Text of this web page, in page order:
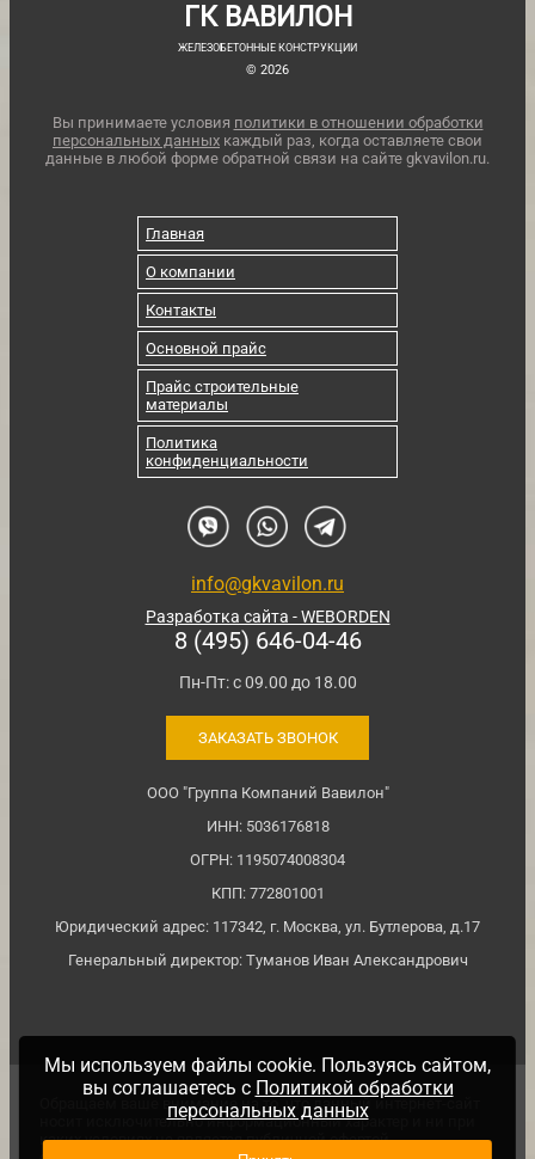
ГК ВАВИЛОН
ЖЕЛЕЗОБЕТОННЫЕ КОНСТРУКЦИИ
© 2026
Вы принимаете условия политики в отношении обработки
персональных данных каждый раз, когда оставляете свои
данные в любой форме обратной связи на сайте gkvavilon.ru.
Главная
О компании
Контакты
Основной прайс
Прайс строительные
материалы
Политика
конфиденциальности
info@gkvavilon.ru
Разработка сайта - WEBORDEN
8 (495) 646-04-46
Пн-Пт: с 09.00 до 18.00
ЗАКАЗАТЬ ЗВОНОК
ООО "Группа Компаний Вавилон"
ИНН: 5036176818
ОГРН: 1195074008304
КПП: 772801001
Юридический адрес: 117342, г. Москва, ул. Бутлерова, д.17
Генеральный директор: Туманов Иван Александрович
Обращаем ваше внимание на то, что данный интернет-сайт
носит исключительно информационный характер и ни при
каких условиях не является публичной офертой,
Мы используем файлы cookie. Пользуясь сайтом,
вы соглашаетесь с Политикой обработки
персональных данных